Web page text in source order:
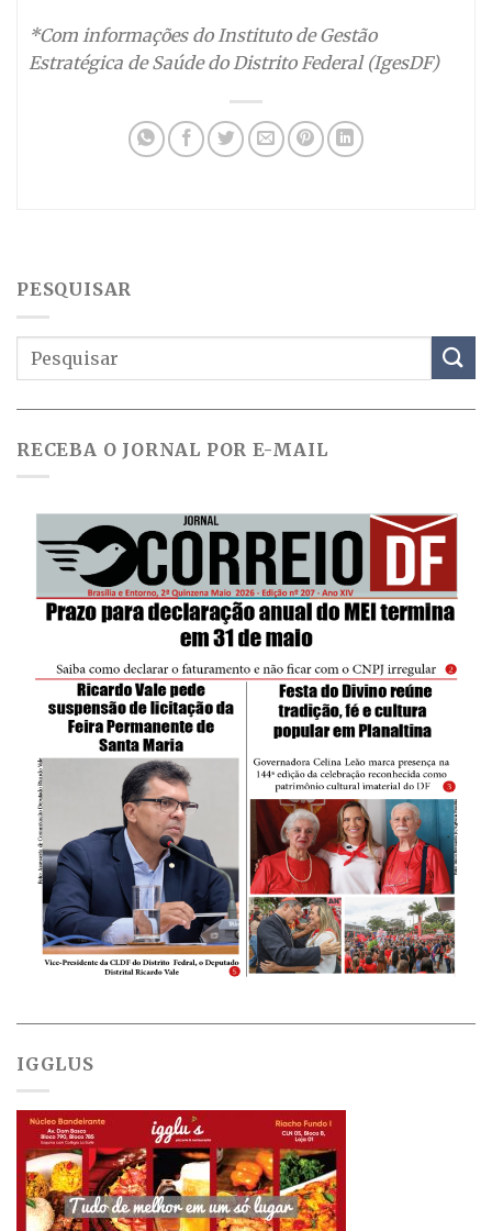
*Com informações do Instituto de Gestão
Estratégica de Saúde do Distrito Federal (IgesDF)
PESQUISAR
RECEBA O JORNAL POR E-MAIL
IGGLUS